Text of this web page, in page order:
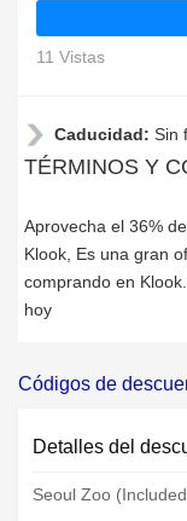
11 Vistas
Caducidad: Sin
TÉRMINOS Y
Aprovecha el 36%
Klook, Es una gran
comprando en
hoy
Códigos de
Detalles del
Seoul Zoo